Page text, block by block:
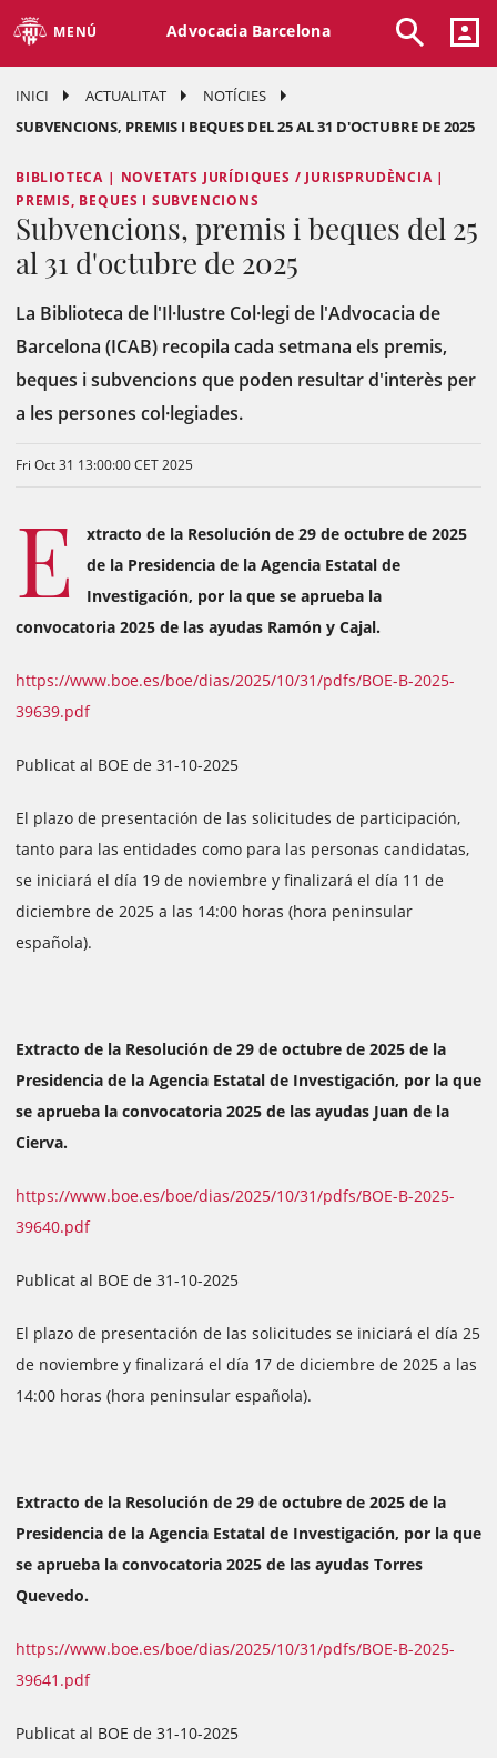
MENÚ Advocacia Barcelona
INICI ACTUALITAT
NOTÍCIES
SUBVENCIONS, PREMIS I BEQUES DEL 25 AL 31 D'OCTUBRE DE 2025
BIBLIOTECA | NOVETATS JURÍDIQUES / JURISPRUDÈNCIA |
PREMIS, BEQUES I SUBVENCIONS
Subvencions, premis i beques del 25
al 31 d'octubre de 2025
La Biblioteca de l'Il·lustre Col·legi de l'Advocacia de
Barcelona (ICAB) recopila cada setmana els premis,
beques i subvencions que poden resultar d'interès per
a les persones col·legiades.
Fri Oct 31 13:00:00 CET 2025
E
xtracto de la Resolución de 29 de octubre de 2025
de la Presidencia de la Agencia Estatal de
Investigación, por la que se aprueba la
convocatoria 2025 de las ayudas Ramón y Cajal.
https://www.boe.es/boe/dias/2025/10/31/pdfs/BOE-B-2025-
39639.pdf
Publicat al BOE de 31-10-2025
El plazo de presentación de las solicitudes de participación,
tanto para las entidades como para las personas candidatas,
se iniciará el día 19 de noviembre y finalizará el día 11 de
diciembre de 2025 a las 14:00 horas (hora peninsular
española).
Extracto de la Resolución de 29 de octubre de 2025 de la
Presidencia de la Agencia Estatal de Investigación, por la que
se aprueba la convocatoria 2025 de las ayudas Juan de la
Cierva.
https://www.boe.es/boe/dias/2025/10/31/pdfs/BOE-B-2025-
39640.pdf
Publicat al BOE de 31-10-2025
El plazo de presentación de las solicitudes se iniciará el día 25
de noviembre y finalizará el día 17 de diciembre de 2025 a las
14:00 horas (hora peninsular española).
Extracto de la Resolución de 29 de octubre de 2025 de la
Presidencia de la Agencia Estatal de Investigación, por la que
se aprueba la convocatoria 2025 de las ayudas Torres
Quevedo.
https://www.boe.es/boe/dias/2025/10/31/pdfs/BOE-B-2025-
39641.pdf
Publicat al BOE de 31-10-2025